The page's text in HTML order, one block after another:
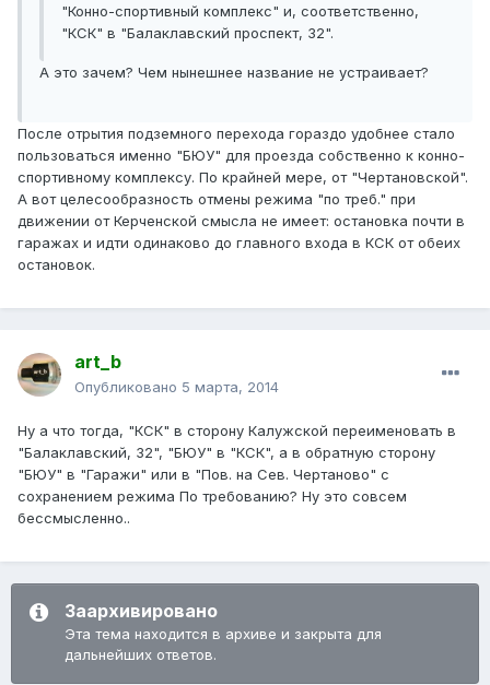
"Конно-спортивный комплекс" и, соответственно,
"КСК" в "Балаклавский проспект, 32".
А это зачем? Чем нынешнее название не устраивает?
После отрытия подземного перехода гораздо удобнее стало
пользоваться именно "БЮУ" для проезда собственно к конно-
спортивному комплексу. По крайней мере, от "Чертановской".
А вот целесообразность отмены режима "по треб." при
движении от Керченской смысла не имеет: остановка почти в
гаражах и идти одинаково до главного входа в КСК от обеих
остановок.
art_b
Опубликовано 5 марта, 2014
Ну а что тогда, "КСК" в сторону Калужской переименовать в
"Балаклавский, 32", "БЮУ" в "КСК", а в обратную сторону
"БЮУ" в "Гаражи" или в "Пов. на Сев. Чертаново" с
сохранением режима По требованию? Ну это совсем
бессмысленно..
Заархивировано
Эта тема находится в архиве и закрыта для
дальнейших ответов.